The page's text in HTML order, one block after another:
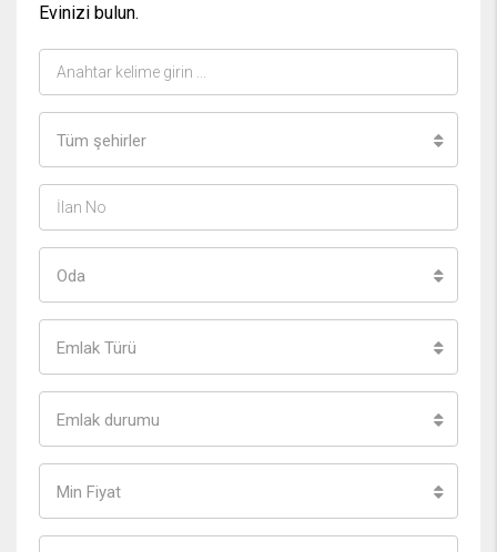
Evinizi bulun.
Tüm şehirler
Oda
Emlak Türü
Emlak durumu
Min Fiyat